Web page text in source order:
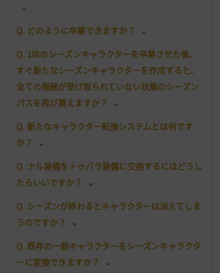
Q. どのように卒業できますか？
Q. 1体のシーズンキャラクターを卒業させた後、
すぐ新たなシーズンキャラクターを作成すると、
全ての報酬が受け取られていない状態のシーズン
パスを再び貰えますか？
Q. 新たなキャラクター転換システムとは何です
か？
Q. ナル装備をトゥバラ装備に交換するにはどうし
たらいいですか？
Q. シーズンが終わるとキャラクターは消えてしま
うのですか？
Q. 既存の一般キャラクターをシーズンキャラクタ
ーに変換できますか？